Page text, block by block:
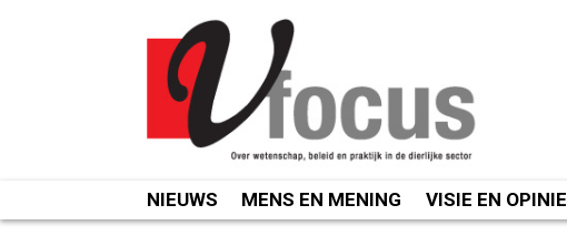
NIEUWS MENS EN MENING VISIE EN OPINIE